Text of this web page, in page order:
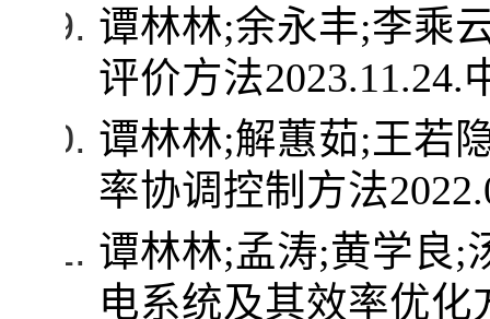
谭林林;余永丰;李乘
评价方法2023.11.24.
谭林林;解蕙茹;王若
率协调控制方法
谭林林;孟涛;黄学良;
电系统及其效率优化